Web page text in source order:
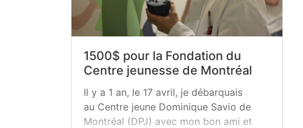
1500$ pour la Fondation du
Centre jeunesse de Montréal
Il y a 1 an, le 17 avril, je débarquais
au Centre jeune Dominique Savio de
Montréal (DPJ) avec mon bon ami et